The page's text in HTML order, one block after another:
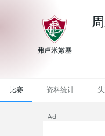
弗卢米嫩塞
比赛 资料统计
Ad